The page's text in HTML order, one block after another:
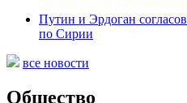
Путин и Эрдоган
по Сирии
все новости
Общество